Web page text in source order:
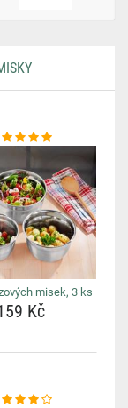
misek, 3 ks
Kč